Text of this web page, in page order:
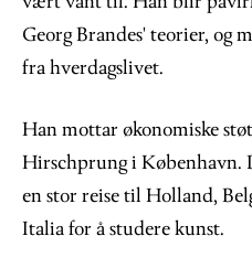
Georg Brandes' teorier, og
fra hverdagslivet.
Han mottar økonomiske
Hirschprung i København.
en stor reise til Holland,
Italia for å studere kunst.